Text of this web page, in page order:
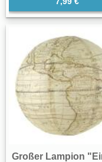
Großer Lampion